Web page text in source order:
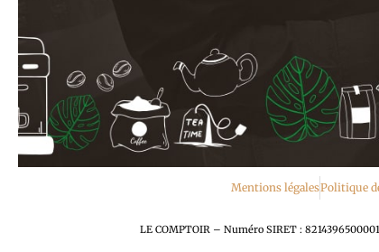
k
a
m
Mentions légalesPolitique
LE COMPTOIR – Numéro SIRET :